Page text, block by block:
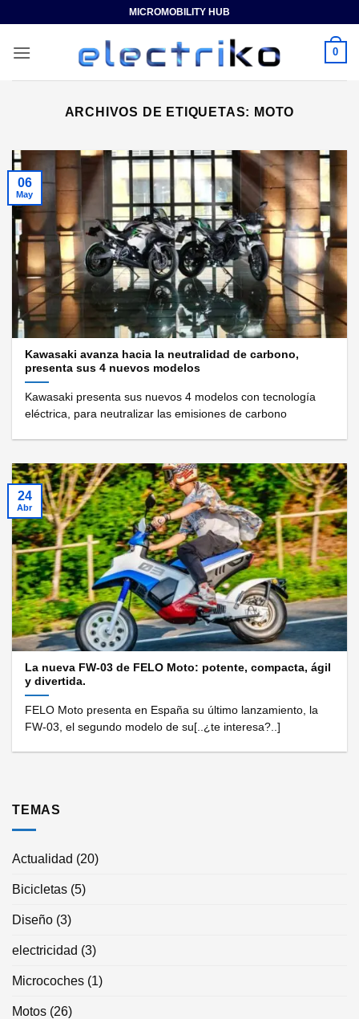
contenido
MICROMOBILITY HUB
0
ARCHIVOS DE ETIQUETAS: MOTO
Kawasaki avanza hacia la neutralidad de carbono,
presenta sus 4 nuevos modelos
Kawasaki presenta sus nuevos 4 modelos con tecnología
eléctrica, para neutralizar las emisiones de carbono
06
May
La nueva FW-03 de FELO Moto: potente, compacta, ágil
y divertida.
FELO Moto presenta en España su último lanzamiento, la
FW-03, el segundo modelo de su[..¿te interesa?..]
24
Abr
TEMAS
Actualidad (20)
Bicicletas (5)
Diseño (3)
electricidad (3)
Microcoches (1)
Motos (26)